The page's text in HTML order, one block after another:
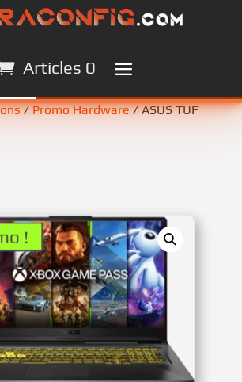
Articles 0
Articles 0
/Promo Hardware/ ASUS TUF
!